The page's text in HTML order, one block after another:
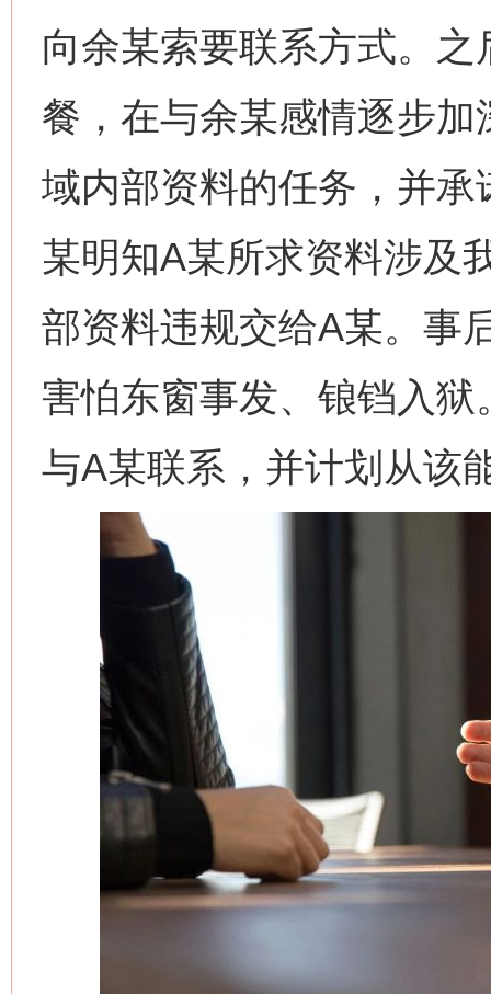
向余某索要联系方式。
餐，在与余某感情逐步
域内部资料的任务，并
某明知A某所求资料涉及
部资料违规交给A某。事
害怕东窗事发、锒铛入
与A某联系，并计划从该